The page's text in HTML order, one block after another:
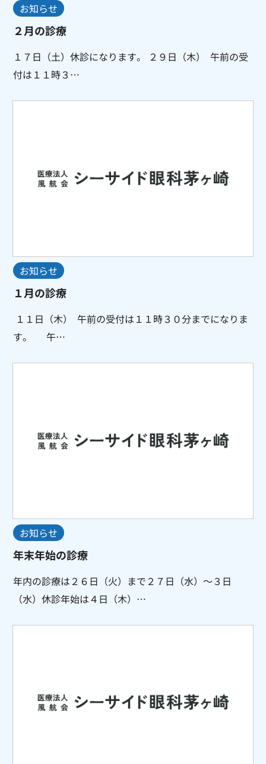
お知らせ
２月の診療
１７日（土）休診になります。 ２９日（木） 午前の受
付は１１時３…
お知らせ
１月の診療
１１日（木） 午前の受付は１１時３０分までになりま
す。 午…
お知らせ
年末年始の診療
年内の診療は２６日（火）まで２７日（水）～３日
（水）休診年始は４日（木）…